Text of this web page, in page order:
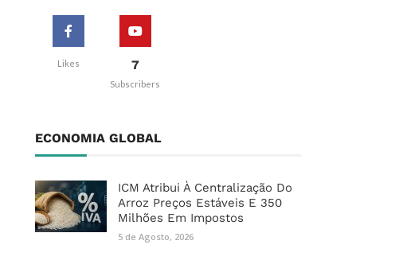
Likes 7
Subscribers
ECONOMIA GLOBAL
ICM Atribui À Centralização Do
Arroz Preços Estáveis E 350
Milhões Em Impostos
5 de Agosto, 2026